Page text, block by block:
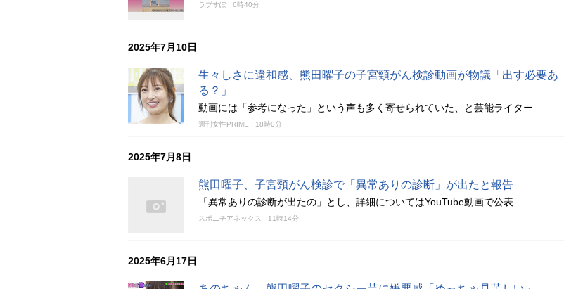
ラブすぽ 6時40分
2025年7月10日
生々しさに違和感、熊田曜子の子宮頸がん検診動画が物議「出す必要あ
る？」
動画には「参考になった」という声も多く寄せられていた、と芸能ライター
週刊女性PRIME 18時0分
2025年7月8日
熊田曜子、子宮頸がん検診で「異常ありの診断」が出たと報告
「異常ありの診断が出たの」とし、詳細についてはYouTube動画で公表
スポニチアネックス 11時14分
2025年6月17日